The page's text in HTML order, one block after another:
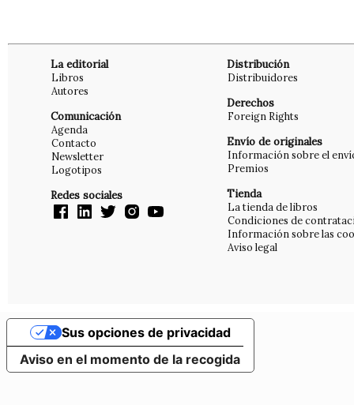
La editorial
Libros
Autores
Comunicación
Agenda
Contacto
Newsletter
Logotipos
Redes sociales
Distribución
Distribuidores
Derechos
Foreign Rights
Envío de originales
Información sobre el
Premios
Tienda
La tienda de libros
Condiciones de
Información sobre las
Aviso legal
Aviso en el momento de la recogida
Sus opciones de privacidad